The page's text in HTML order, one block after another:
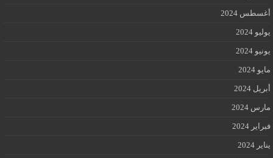
أغسطس 2024
يوليو 2024
يونيو 2024
مايو 2024
أبريل 2024
مارس 2024
فبراير 2024
يناير 2024